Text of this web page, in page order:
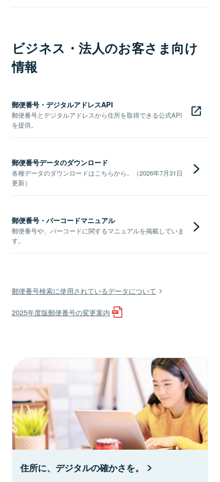
ビジネス・法人のお客さま向け
情報
郵便番号・デジタルアドレスAPI
郵便番号とデジタルアドレスから住所を取得できる公式API
を提供。
郵便番号データのダウンロード
各種データのダウンロードはこちらから。（2026年7月31日
更新）
郵便番号・バーコードマニュアル
郵便番号や、バーコードに関するマニュアルを掲載していま
す。
郵便番号検索に使用されているデータについて
2025年度版郵便番号の変更案内
住所に、デジタルの確かさを。